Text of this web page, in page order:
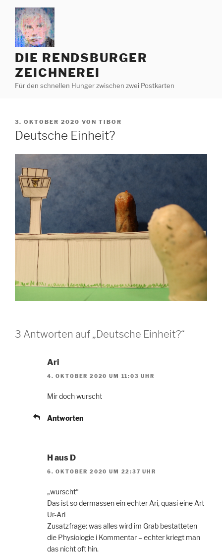
Zum
Inhalt
springen
DIE RENDSBURGER
ZEICHNEREI
Für den schnellen Hunger zwischen zwei Postkarten
VERÖFFENTLICHT
AM
3. OKTOBER 2020 VON TIBOR
Deutsche Einheit?
3 Antworten auf „Deutsche Einheit?“
Ari
4. OKTOBER 2020 UM 11:03 UHR
Mir doch wurscht
Antworten
H aus D
6. OKTOBER 2020 UM 22:37 UHR
„wurscht“
Das ist so dermassen ein echter Ari, quasi eine Art
Ur-Ari
Zusatzfrage: was alles wird im Grab bestatteten
die Physiologie i Kommentar – echter kriegt man
das nicht oft hin.